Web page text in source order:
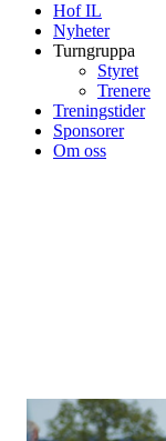
Hof IL
Nyheter
Turngruppa
Styret
Trenere
Treningstider
Sponsorer
Om oss